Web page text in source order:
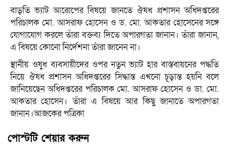
বাড়তি ভ্যাট আরোপের বিষয়ে জানতে ঔষধ প্রশাসন অধিদপ্তরের
পরিচালক মো. আসরাফ হোসেন ও ড. মো. আকতার হোসেনের সঙ্গে
যোগাযোগ করলে তাঁরা বক্তব্য দিতে অপারগতা জানান। তাঁরা জানান,
এ বিষয়ে কোনো নির্দেশনা তাঁরা জানেন না।
স্থানীয় ওষুধ ব্যবসায়ীদের ওপর নতুন ভ্যাট হার বাস্তবায়নের পদ্ধতি
নিয়ে ঔষধ প্রশাসন অধিদপ্তরের সিদ্ধান্ত এখনো চূড়ান্ত হয়নি বলে
জানিয়েছেন অধিদপ্তরের পরিচালক মো. আসরাফ হোসেন ও ডা. মো.
আকতার হোসেন। তাঁরা এ বিষয়ে আর কিছু জানাতে অপারগতা
জানান।আজকের পত্রিকা
পোস্টটি শেয়ার করুন